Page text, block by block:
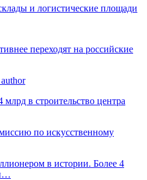
и логистические площади
переходят на российские
в строительство центра
по искусственному
в истории. Более 4